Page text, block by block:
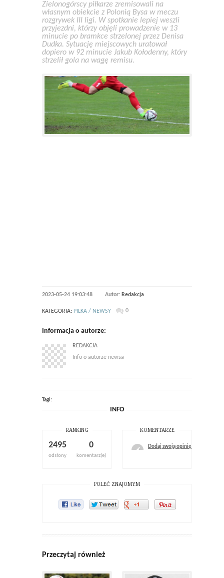
Zielonogórscy piłkarze zremisowali na
własnym obiekcie z Polonią Bysa w meczu
rozgrywek III ligi. W spotkanie lepiej weszli
przyjezdni, którzy objęli prowadzenie w 13
minucie po bramkce strzelonej przez Denisa
Dudka. Sytuację miejscowych uratował
dopiero w 92 minucie Jakub Kołodenny, który
strzelił gola na wagę remisu.
2023-05-24 19:03:48 Autor: Redakcja
KATEGORIA: PILKA / NEWSY 0
Informacja o autorze:
REDAKCJA
Info o autorze newsa
Tagi:
INFO
RANKING
2495
odsłony
0
komentarz(e)
KOMENTARZE
Dodaj swoją opinię
POLEĆ ZNAJOMYM
Przeczytaj również